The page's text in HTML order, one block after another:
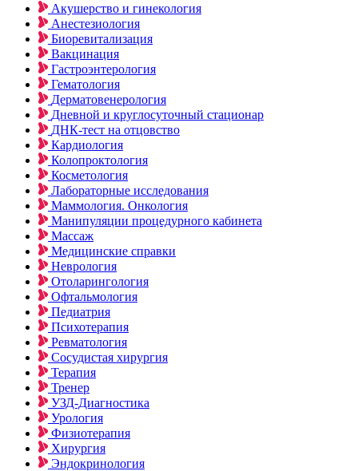
Акушерство и гинекология
Анестезиология
Биоревитализация
Вакцинация
Гастроэнтерология
Гематология
Дерматовенерология
Дневной и круглосуточный стационар
ДНК-тест на отцовство
Кардиология
Колопроктология
Косметология
Лабораторные исследования
Маммология. Онкология
Манипуляции процедурного кабинета
Массаж
Медицинские справки
Неврология
Отоларингология
Офтальмология
Педиатрия
Психотерапия
Ревматология
Сосудистая хирургия
Терапия
Тренер
УЗД-Диагностика
Урология
Физиотерапия
Хирургия
Эндокринология